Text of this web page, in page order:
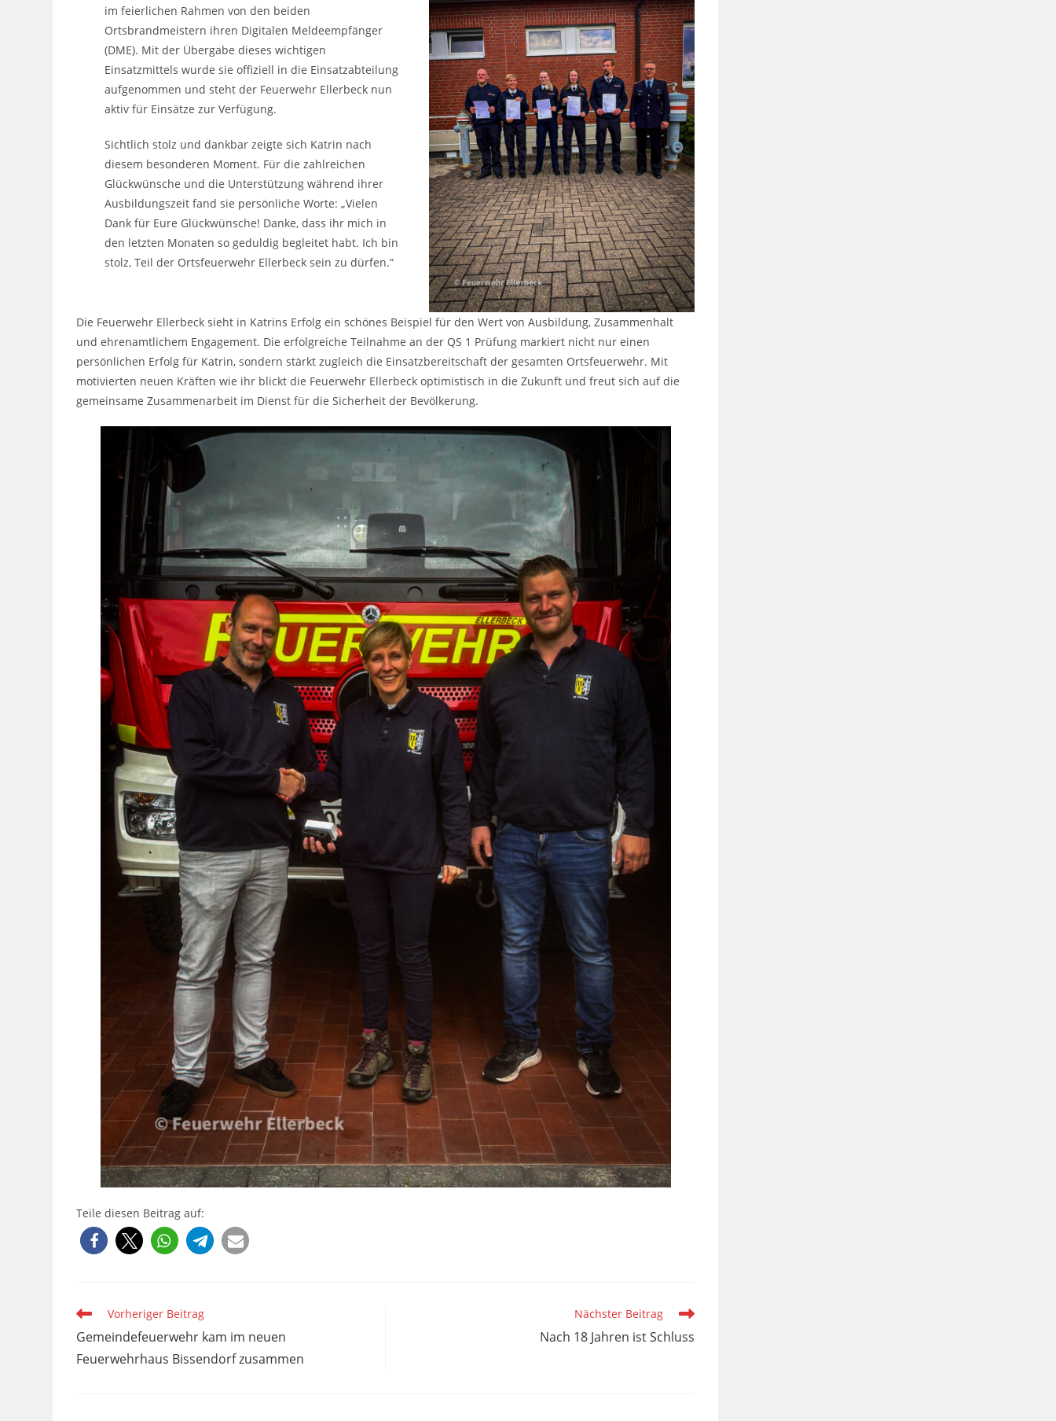
im feierlichen Rahmen von den beiden
Ortsbrandmeistern ihren Digitalen Meldeempfänger
(DME). Mit der Übergabe dieses wichtigen
Einsatzmittels wurde sie offiziell in die Einsatzabteilung
aufgenommen und steht der Feuerwehr Ellerbeck nun
aktiv für Einsätze zur Verfügung.
Sichtlich stolz und dankbar zeigte sich Katrin nach
diesem besonderen Moment. Für die zahlreichen
Glückwünsche und die Unterstützung während ihrer
Ausbildungszeit fand sie persönliche Worte: „Vielen
Dank für Eure Glückwünsche! Danke, dass ihr mich in
den letzten Monaten so geduldig begleitet habt. Ich bin
stolz, Teil der Ortsfeuerwehr Ellerbeck sein zu dürfen.“
Die Feuerwehr Ellerbeck sieht in Katrins Erfolg ein schönes Beispiel für den Wert von Ausbildung, Zusammenhalt
und ehrenamtlichem Engagement. Die erfolgreiche Teilnahme an der QS 1 Prüfung markiert nicht nur einen
persönlichen Erfolg für Katrin, sondern stärkt zugleich die Einsatzbereitschaft der gesamten Ortsfeuerwehr. Mit
motivierten neuen Kräften wie ihr blickt die Feuerwehr Ellerbeck optimistisch in die Zukunft und freut sich auf die
gemeinsame Zusammenarbeit im Dienst für die Sicherheit der Bevölkerung.
Teile diesen Beitrag auf:
Weitere
ansehen
Vorheriger Beitrag
Gemeindefeuerwehr kam im neuen
Feuerwehrhaus Bissendorf zusammen
Nächster Beitrag
Nach 18 Jahren ist Schluss